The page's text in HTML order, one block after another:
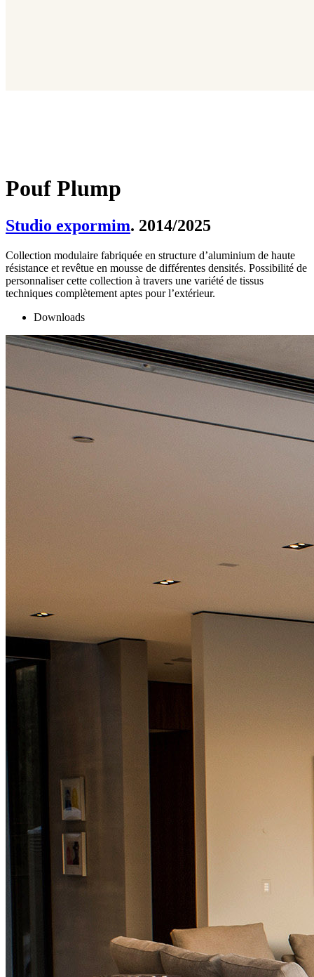
Pouf Plump
Studio expormim. 2014/2025
Collection modulaire fabriquée en structure d’aluminium de haute
résistance et revêtue en mousse de différentes densités. Possibilité de
personnaliser cette collection à travers une variété de tissus
techniques complètement aptes pour l’extérieur.
Downloads